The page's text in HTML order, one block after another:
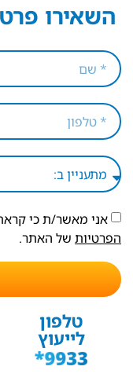
השאירו
אני מאשר/ת כי
הפרטיות של האתר.
טלפון
לייעוץ